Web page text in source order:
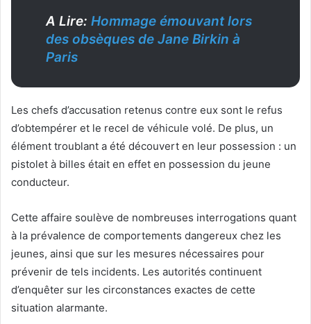
A Lire: Hommage émouvant lors
des obsèques de Jane Birkin à
Paris
Les chefs d’accusation retenus contre eux sont le refus
d’obtempérer et le recel de véhicule volé. De plus, un
élément troublant a été découvert en leur possession : un
pistolet à billes était en effet en possession du jeune
conducteur.
Cette affaire soulève de nombreuses interrogations quant
à la prévalence de comportements dangereux chez les
jeunes, ainsi que sur les mesures nécessaires pour
prévenir de tels incidents. Les autorités continuent
d’enquêter sur les circonstances exactes de cette
situation alarmante.